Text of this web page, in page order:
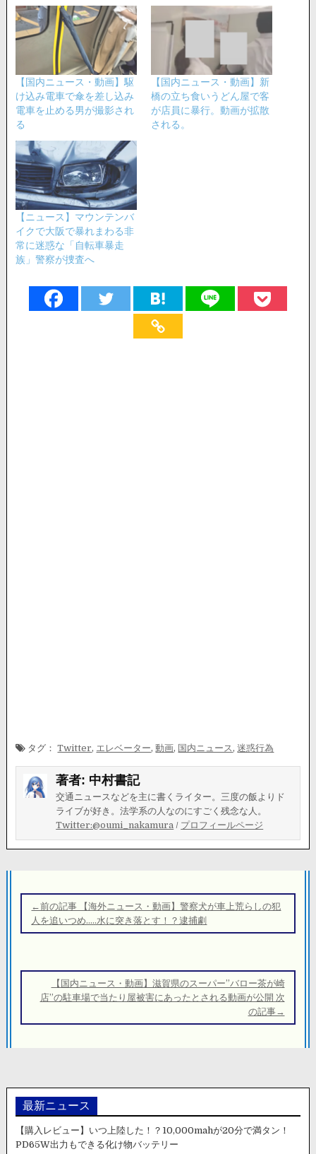
【国内ニュース・動画】駆
け込み電車で傘を差し込み
電車を止める男が撮影され
る
【国内ニュース・動画】新
橋の立ち食いうどん屋で客
が店員に暴行。動画が拡散
される。
【ニュース】マウンテンバ
イクで大阪で暴れまわる非
常に迷惑な「自転車暴走
族」警察が捜査へ
タグ：Twitter, エレベーター,動画, 国内ニュース ,迷惑行為
著者: 中村書記
交通ニュースなどを主に書くライター。三度の飯よりド
ライブが好き。法学系の人なのにすごく残念な人。
Twitter:@oumi_nakamura / プロフィールページ
稿
ナ
シ
ョ
←前の記事 【海外ニュース・動画】警察犬が車上荒らしの犯
人を追いつめ…..水に突き落とす！？逮捕劇
【国内ニュース・動画】滋賀県のスーパー”バロー茶が崎
店”の駐車場で当たり屋被害にあったとされる動画が公開 次
の記事→
最新ニュース
【購入レビュー】いつ上陸した！？10,000mahが20分で満タン！
PD65W出力もできる化け物バッテリー